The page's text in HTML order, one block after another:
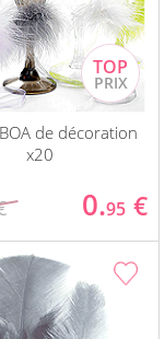
de décoration
x20
0.95 €